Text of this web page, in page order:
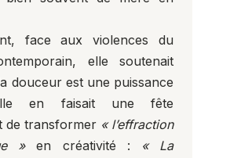
face aux violences du
elle soutenait
douceur est une puissance
en faisait une fête
de transformer « l’effraction
»en créativité :
« La